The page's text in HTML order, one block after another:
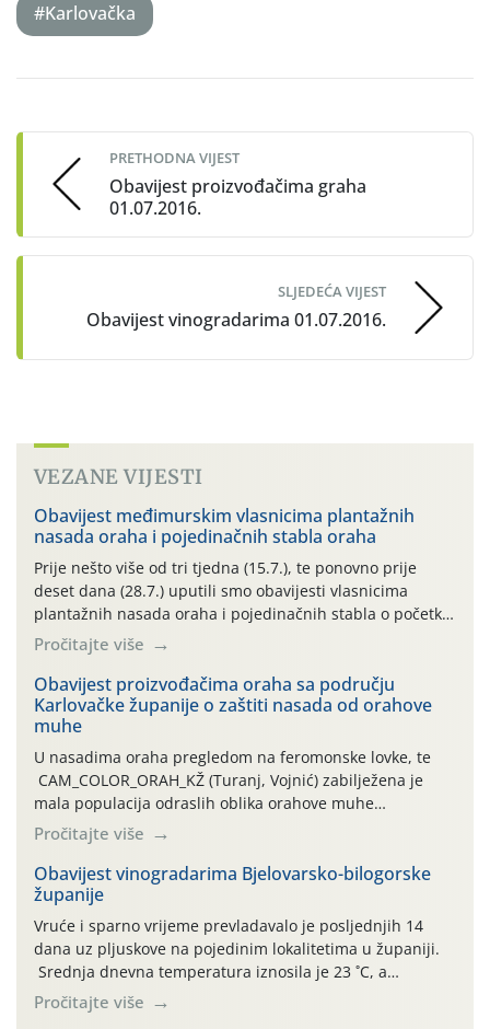
#Karlovačka
navigation
PRETHODNA VIJEST
Obavijest proizvođačima graha
01.07.2016.
SLJEDEĆA VIJEST
Obavijest vinogradarima 01.07.2016.
VEZANE VIJESTI
Obavijest međimurskim vlasnicima plantažnih
nasada oraha i pojedinačnih stabla oraha
Prije nešto više od tri tjedna (15.7.), te ponovno prije
deset dana (28.7.) uputili smo obavijesti vlasnicima
plantažnih nasada oraha i pojedinačnih stabla o početku
leta i ovogodišnjoj potrebi usmjerenog suzbijanja
orahove muhe (Rhagoletis completa)! Već dvanaest dana
traje drugi ovogodišnji “toplinski udar”, koji naročito
izražen zadnja šest dana (31.7.-05.8.), jer najviše
temperature zraka svakodnevno […]
Pročitajte više
Obavijest proizvođačima oraha sa području
Karlovačke županije o zaštiti nasada od orahove
muhe
U nasadima oraha pregledom na feromonske lovke, te
CAM_COLOR_ORAH_KŽ (Turanj, Vojnić) zabilježena je
mala populacija odraslih oblika orahove muhe
(Rhagoletis completa). Niska brojnost može se objasniti
činjenicom da je riječ o mladim nasadima s vrlo malim
urodom, što je povezano i s manjim brojem prezimjelih
jedinki. U starijim nasadima, na žutim ljepljivim Rebell
pločama s […]
Pročitajte više
Obavijest vinogradarima Bjelovarsko-bilogorske
županije
Vruće i sparno vrijeme prevladavalo je posljednjih 14
dana uz pljuskove na pojedinim lokalitetima u županiji.
Srednja dnevna temperatura iznosila je 23 ˚C, a
maksimalne su posljednjih dana dosezale do 35 ˚C.
Simptome plamenjače vinove loze (Plasmoparas
Pročitajte više